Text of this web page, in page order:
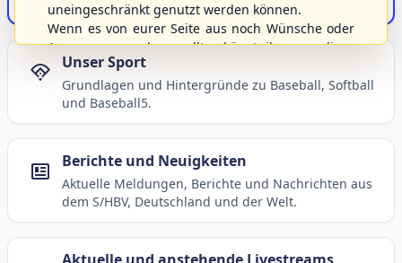
Portalbereiche
Übersicht der Verbandsbereiche – wählen Sie einen Einstieg für
weiterführende Informationen.
S/HBV-Shop
Der Onlineshop des S/HBV
Unser Sport
und Baseball5.
uneingeschränkt genutzt werden können.
Wenn es von eurer Seite aus noch Wünsche oder
Anregungen geben sollte, könnt ihr uns diese
gerne an die Verbandsadresse
schicken.